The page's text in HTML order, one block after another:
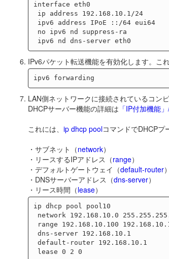
interface eth0
IPv6パケット転送機能を有効化します。こ
LAN側ネットワークに接続されているコン
DHCPサーバー機能の詳細は 「IP付加機能
これには、 ip dhcp poolコマンドでDHCPプ
・サブネット（network）
・リースするIPアドレス（range）
・デフォルトゲートウェイ（default-router）
・DNSサーバーアドレス（dns-server）
・リース時間（lease）
ip dhcp pool pool10